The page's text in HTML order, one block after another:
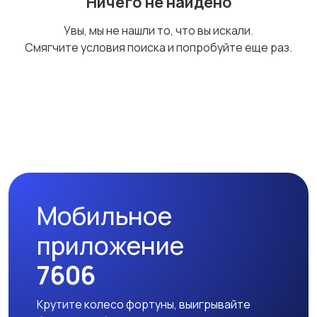
Увы, мы не нашли то, что вы искали.
Смягчите условия поиска и попробуйте еще раз.
Мобильное
приложение
7606
Крутите колесо фортуны, выигрывайте